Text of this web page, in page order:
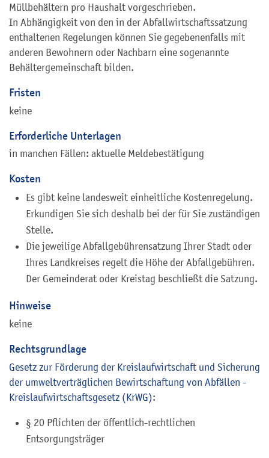
Müllbehältern pro Haushalt vorgeschrieben.
In Abhängigkeit von den in der Abfallwirtschaftssatzung
enthaltenen Regelungen können Sie gegebenenfalls mit
anderen Bewohnern oder Nachbarn eine sogenannte
Behältergemeinschaft bilden.
Fristen
keine
Erforderliche Unterlagen
in manchen Fällen: aktuelle Meldebestätigung
Kosten
Es gibt keine landesweit einheitliche Kostenregelung.
Erkundigen Sie sich deshalb bei der für Sie zuständigen
Stelle.
Die jeweilige Abfallgebührensatzung Ihrer Stadt oder
Ihres Landkreises regelt die Höhe der Abfallgebühren.
Der Gemeinderat oder Kreistag beschließt die Satzung.
Hinweise
keine
Rechtsgrundlage
Gesetz zur Förderung der Kreislaufwirtschaft und Sicherung
der umweltverträglichen Bewirtschaftung von Abfällen -
Kreislaufwirtschaftsgesetz (KrWG):
§ 20 Pflichten der öffentlich-rechtlichen
Entsorgungsträger